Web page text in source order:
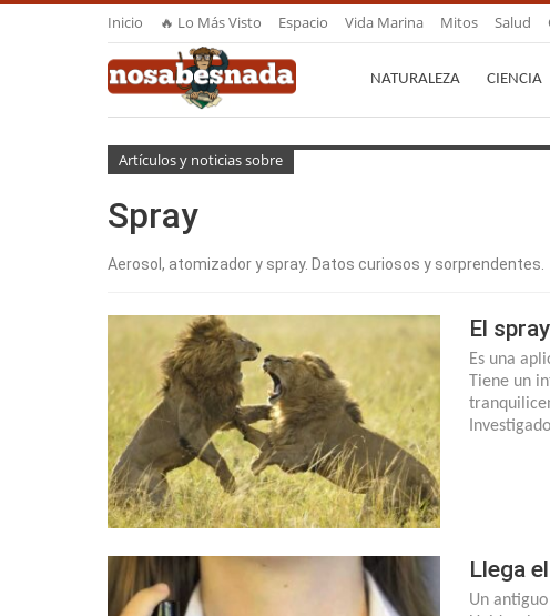
Inicio 🔥 Lo Más Visto Espacio Vida Marina Mitos Salud
NATURALEZA CIENCIA
Artículos y noticias sobre
Spray
Aerosol, atomizador y spray. Datos curiosos y sorprendentes.
El
Es una
Tiene un
Llega
Un